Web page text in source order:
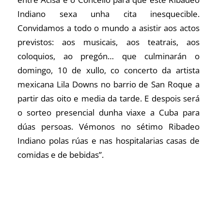
Indiano sexa unha cita inesquecible.
Convidamos a todo o mundo a asistir aos actos
previstos: aos musicais, aos teatrais, aos
coloquios, ao pregón… que culminarán o
domingo, 10 de xullo, co concerto da artista
mexicana Lila Downs no barrio de San Roque a
partir das oito e media da tarde. E despois será
o sorteo presencial dunha viaxe a Cuba para
dúas persoas. Vémonos no sétimo Ribadeo
Indiano polas rúas e nas hospitalarias casas de
comidas e de bebidas”.